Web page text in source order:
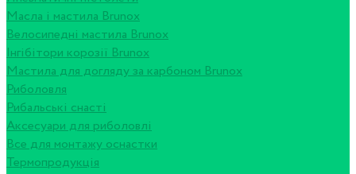
Масла і мастила Brunox
Велосипедні мастила Brunox
Інгібітори корозії Brunox
Мастила для догляду за карбоном Brunox
Риболовля
Рибальські снасті
Аксесуари для риболовлі
Все для монтажу оснастки
Термопродукція